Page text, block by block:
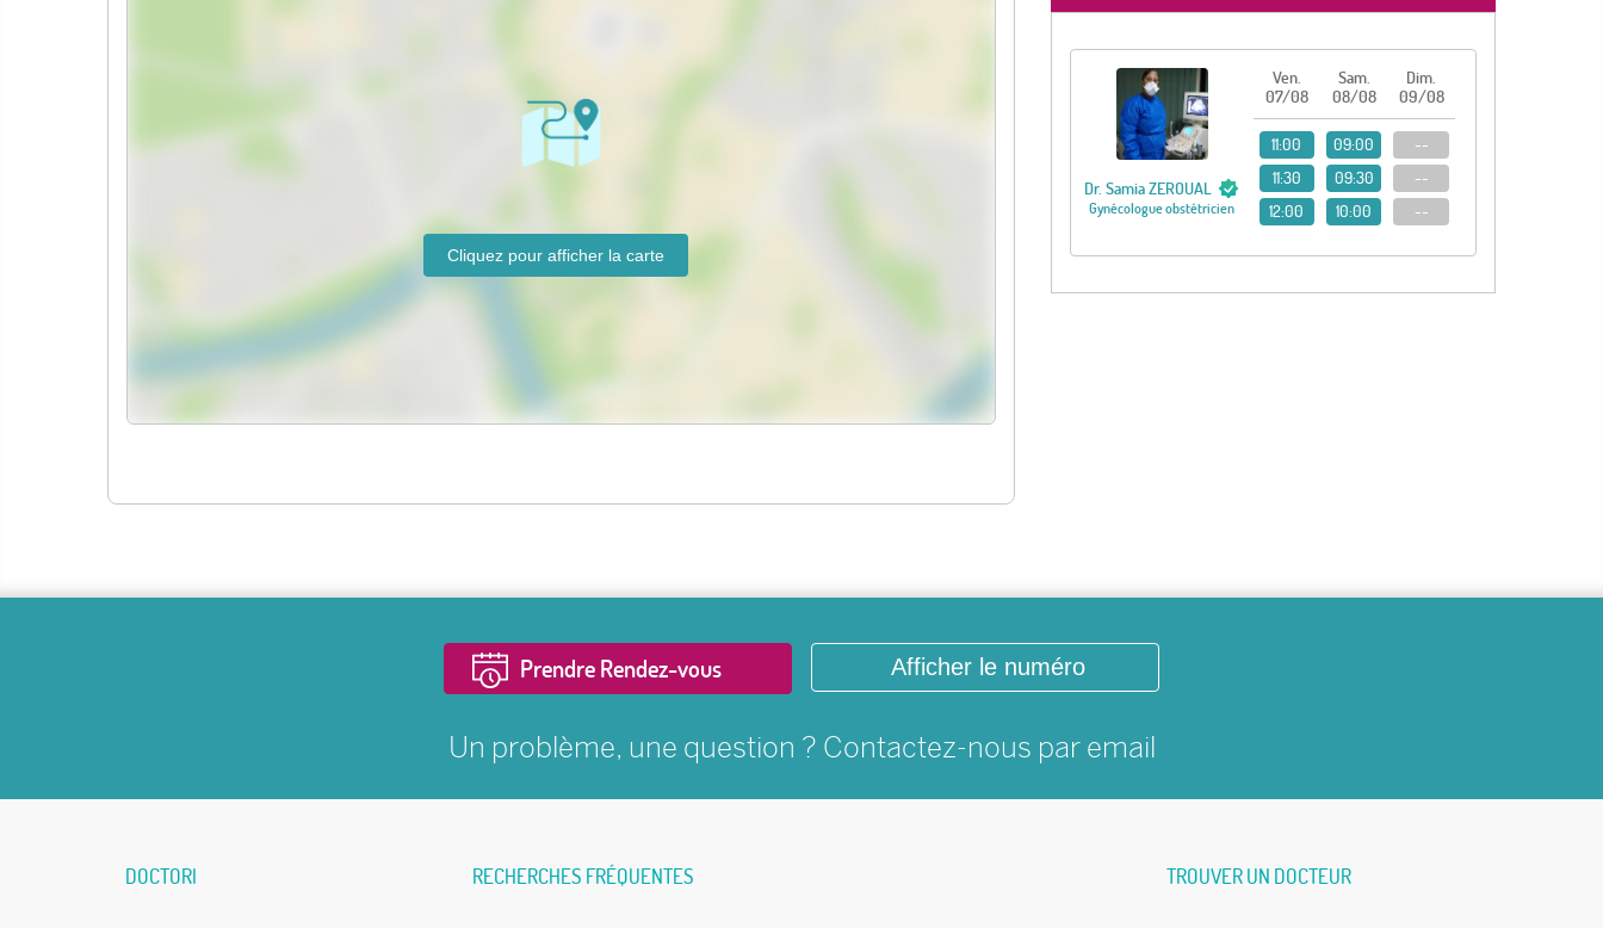
Dr. Samia ZEROUAL
Gynécologue obstétricien
Ven.
07/08
Sam.
08/08
Dim.
09/08
11:00
11:30
12:00
09:00
09:30
10:00
--
--
--
Prendre Rendez-vous Afficher le numéro
Un problème, une question ? Contactez-nous par email
DOCTORI RECHERCHES FRÉQUENTES TROUVER UN DOCTEUR